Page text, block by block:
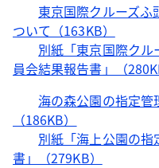
東京国際クルーズふ
ついて（163KB）
別紙「東京国際ク
員会結果報告書」（
海の森公園の指定管
（186KB）
別紙「海上公園の
書」（279KB）